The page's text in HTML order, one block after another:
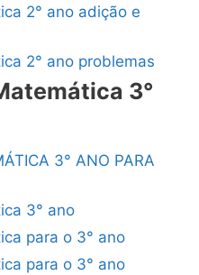
2° ano adição e
2° ano problemas
3°
3° ANO PARA
3° ano
para o 3° ano
para o 3° ano